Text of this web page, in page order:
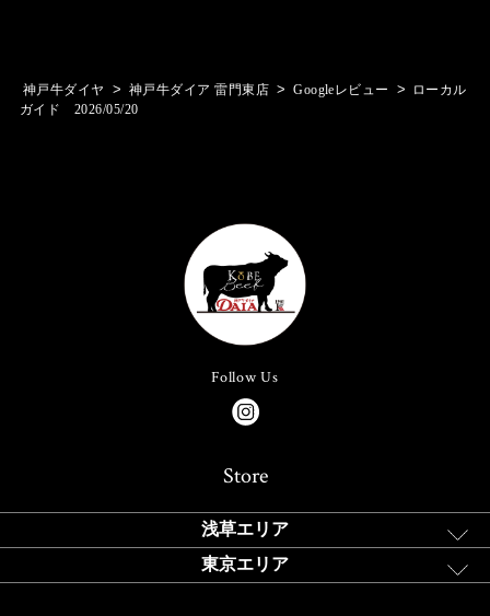
神戸牛ダイヤ > 神戸牛ダイア 雷門東店 > Googleレビュー >
ローカル
ガイド 2026/05/20
Follow Us
Store
浅草エリア
東京エリア